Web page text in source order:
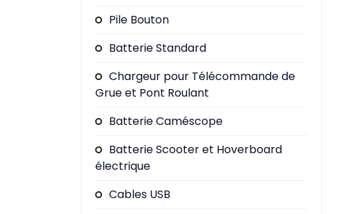
Pile Bouton
Batterie Standard
Chargeur pour Télécommande de
Grue et Pont Roulant
Batterie Caméscope
Batterie Scooter et Hoverboard
électrique
Cables USB